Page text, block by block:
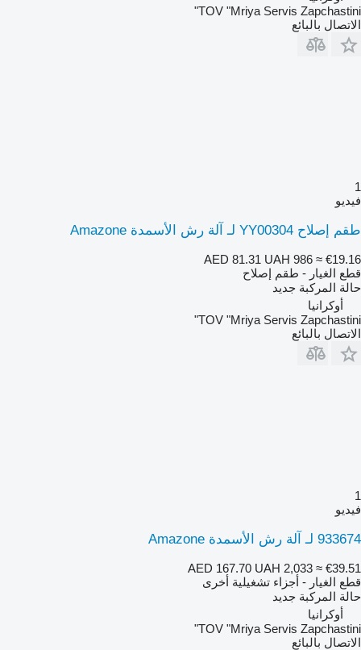
TOV "Mriya Servis Zapchastini"
الاتصال بالبائع
1
فيديو
طقم إصلاح YY00304 لـ آلة رش الأسمدة Amazone
AED 81.31 UAH 986 ≈ €19.16
قطع الغيار - طقم إصلاح
حالة المركبة جديد
أوكرانيا
TOV "Mriya Servis Zapchastini"
الاتصال بالبائع
1
فيديو
933674 لـ آلة رش الأسمدة Amazone
AED 167.70 UAH 2,033 ≈ €39.51
قطع الغيار - أجزاء تشغيلية أخرى
حالة المركبة جديد
أوكرانيا
TOV "Mriya Servis Zapchastini"
الاتصال بالبائع